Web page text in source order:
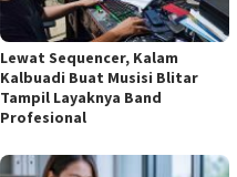
Lewat Sequencer, Kalam
Kalbuadi Buat Musisi Blitar
Tampil Layaknya Band
Profesional